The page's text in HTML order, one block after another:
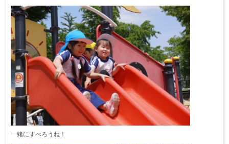
一緒にすべろうね！